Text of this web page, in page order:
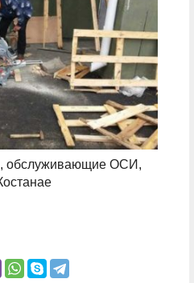
обслуживающие ОСИ,